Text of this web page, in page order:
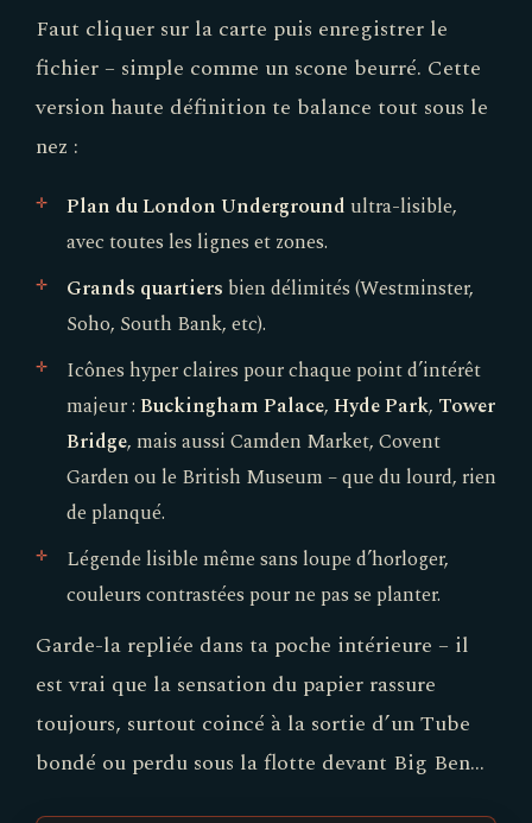
is
external)
Faut cliquer sur la carte puis enregistrer le
fichier – simple comme un scone beurré. Cette
version haute définition te balance tout sous le
nez :
Plan du London Underground ultra-lisible,
avec toutes les lignes et zones.
Grands quartiers bien délimités (Westminster,
Soho, South Bank, etc).
Icônes hyper claires pour chaque point d’intérêt
majeur : Buckingham Palace Hyde Park Tower
Bridge , mais aussi Camden Market, Covent
Garden ou le British Museum – que du lourd, rien
de planqué.
Légende lisible même sans loupe d’horloger,
couleurs contrastées pour ne pas se planter.
Garde-la repliée dans ta poche intérieure – il
est vrai que la sensation du papier rassure
toujours, surtout coincé à la sortie d’un Tube
bondé ou perdu sous la flotte devant Big Ben…